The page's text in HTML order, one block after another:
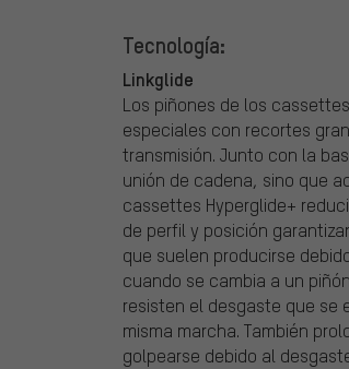
Tecnología:
Linkglide
Los piñones de los
especiales con recortes
transmisión. Junto con la
unión de cadena, sino que
cassettes Hyperglide+
de perfil y posición
que suelen producirse
cuando se cambia a un
resisten el desgaste que se
misma marcha. También
golpearse debido al